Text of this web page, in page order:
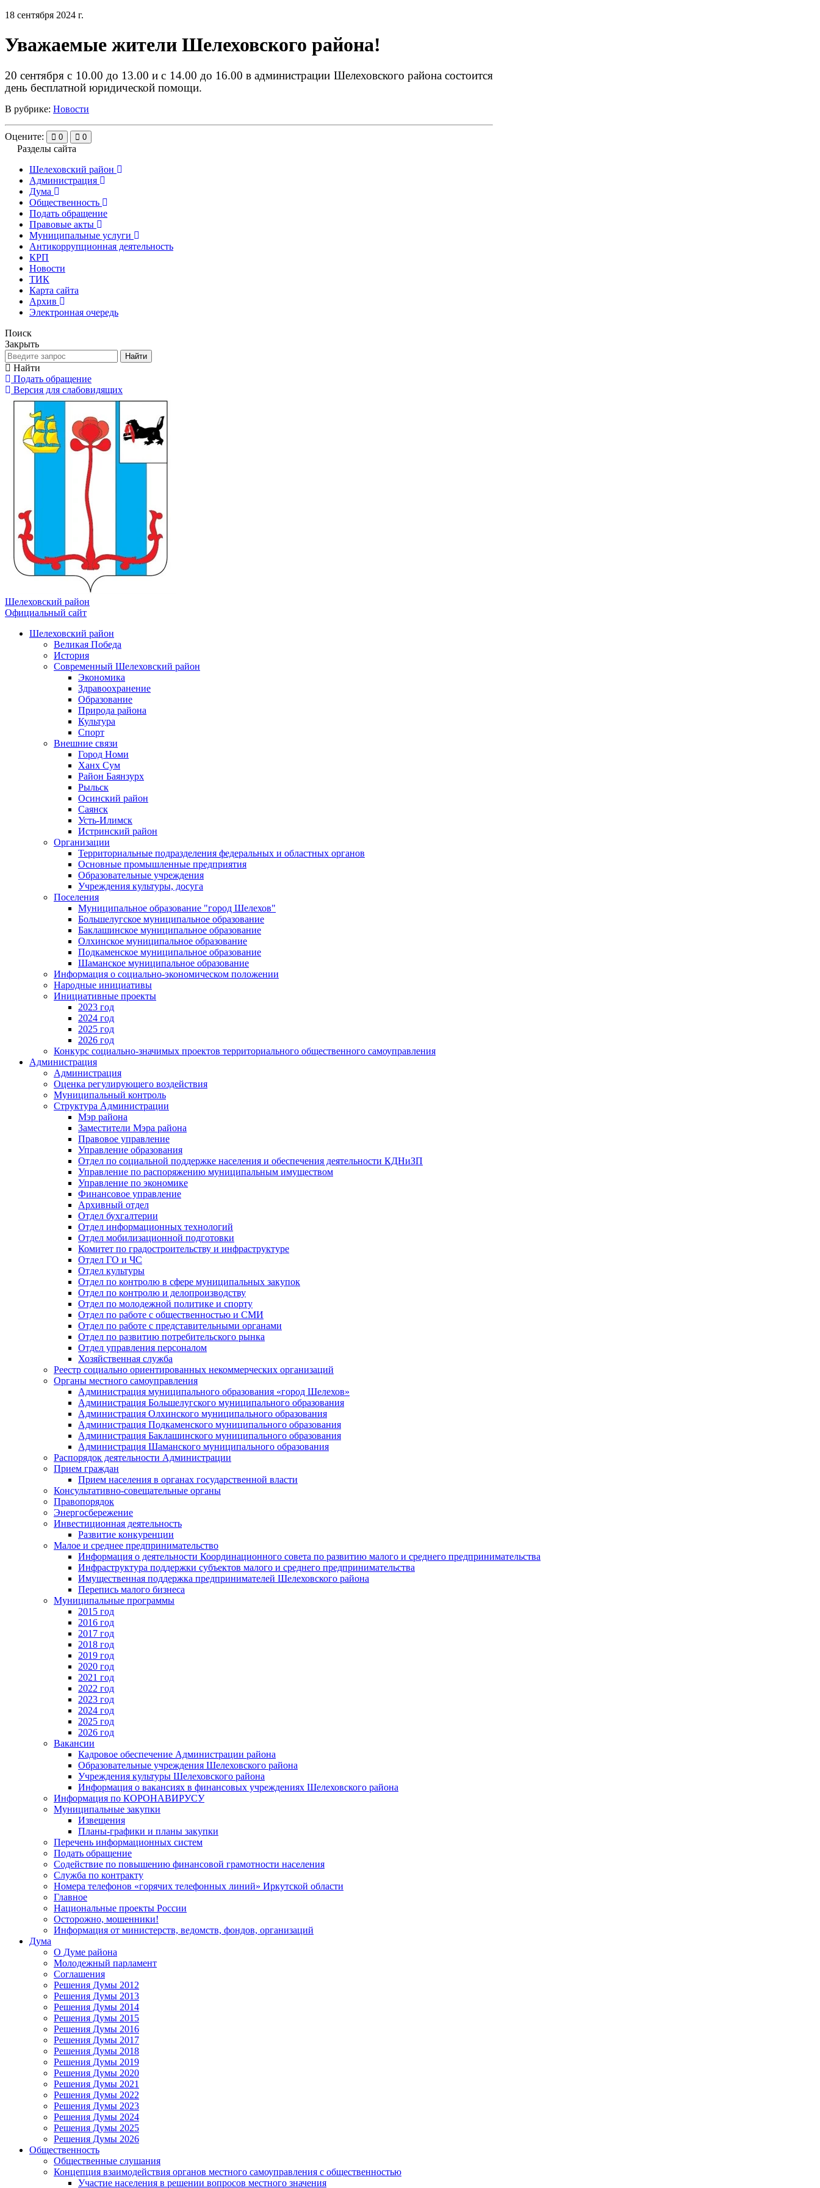
18 сентября 2024 г.
Уважаемые жители Шелеховского района!
20 сентября с 10.00 до 13.00 и с 14.00 до 16.00 в администрации Шелеховского района состоится
день бесплатной юридической помощи.
В рубрике: Новости
Оцените: 0 0
Разделы сайта
Шелеховский район
Администрация
Дума
Общественность
Подать обращение
Правовые акты
Муниципальные услуги
Антикоррупционная деятельность
КРП
Новости
ТИК
Карта сайта
Архив
Электронная очередь
Поиск
Закрыть
Найти
Найти
Подать обращение
Версия для слабовидящих
Шелеховский район
Официальный сайт
Шелеховский район
Великая Победа
История
Современный Шелеховский район
Экономика
Здравоохранение
Образование
Природа района
Культура
Спорт
Внешние связи
Город Номи
Ханх Сум
Район Баянзурх
Рыльск
Осинский район
Саянск
Усть-Илимск
Истринский район
Организации
Территориальные подразделения федеральных и областных органов
Основные промышленные предприятия
Образовательные учреждения
Учреждения культуры, досуга
Поселения
Муниципальное образование "город Шелехов"
Большелугское муниципальное образование
Баклашинское муниципальное образование
Олхинское муниципальное образование
Подкаменское муниципальное образование
Шаманское муниципальное образование
Информация о социально-экономическом положении
Народные инициативы
Инициативные проекты
2023 год
2024 год
2025 год
2026 год
Конкурс социально-значимых проектов территориального общественного самоуправления
Администрация
Администрация
Оценка регулирующего воздействия
Муниципальный контроль
Структура Администрации
Мэр района
Заместители Мэра района
Правовое управление
Управление образования
Отдел по социальной поддержке населения и обеспечения деятельности КДНиЗП
Управление по распоряжению муниципальным имуществом
Управление по экономике
Финансовое управление
Архивный отдел
Отдел бухгалтерии
Отдел информационных технологий
Отдел мобилизационной подготовки
Комитет по градостроительству и инфраструктуре
Отдел ГО и ЧС
Отдел культуры
Отдел по контролю в сфере муниципальных закупок
Отдел по контролю и делопроизводству
Отдел по молодежной политике и спорту
Отдел по работе с общественностью и СМИ
Отдел по работе с представительными органами
Отдел по развитию потребительского рынка
Отдел управления персоналом
Хозяйственная служба
Реестр социально ориентированных некоммерческих организаций
Органы местного самоуправления
Администрация муниципального образования «город Шелехов»
Администрация Большелугского муниципального образования
Администрация Олхинского муниципального образования
Администрация Подкаменского муниципального образования
Администрация Баклашинского муниципального образования
Администрация Шаманского муниципального образования
Распорядок деятельности Администрации
Прием граждан
Прием населения в органах государственной власти
Консультативно-совещательные органы
Правопорядок
Энергосбережение
Инвестиционная деятельность
Развитие конкуренции
Малое и среднее предпринимательство
Информация о деятельности Координационного совета по развитию малого и среднего предпринимательства
Инфраструктура поддержки субъектов малого и среднего предпринимательства
Имущественная поддержка предпринимателей Шелеховского района
Перепись малого бизнеса
Муниципальные программы
2015 год
2016 год
2017 год
2018 год
2019 год
2020 год
2021 год
2022 год
2023 год
2024 год
2025 год
2026 год
Вакансии
Кадровое обеспечение Администрации района
Образовательные учреждения Шелеховского района
Учреждения культуры Шелеховского района
Информация о вакансиях в финансовых учреждениях Шелеховского района
Информация по КОРОНАВИРУСУ
Муниципальные закупки
Извещения
Планы-графики и планы закупки
Перечень информационных систем
Подать обращение
Содействие по повышению финансовой грамотности населения
Служба по контракту
Номера телефонов «горячих телефонных линий» Иркутской области
Главное
Национальные проекты России
Осторожно, мошенники!
Информация от министерств, ведомств, фондов, организаций
Дума
О Думе района
Молодежный парламент
Соглашения
Решения Думы 2012
Решения Думы 2013
Решения Думы 2014
Решения Думы 2015
Решения Думы 2016
Решения Думы 2017
Решения Думы 2018
Решения Думы 2019
Решения Думы 2020
Решения Думы 2021
Решения Думы 2022
Решения Думы 2023
Решения Думы 2024
Решения Думы 2025
Решения Думы 2026
Общественность
Общественные слушания
Концепция взаимодействия органов местного самоуправления с общественностью
Участие населения в решении вопросов местного значения